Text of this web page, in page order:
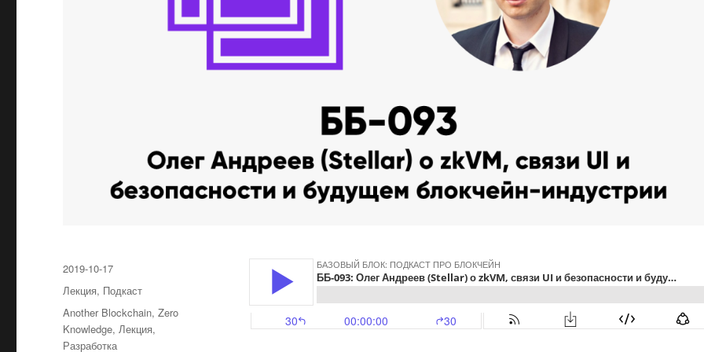
Опубликовано
2019-10-17
Рубрики
Лекция, Подкаст
Метки
Another Blockchain,Zero
Knowledge,Лекция,
Разработка